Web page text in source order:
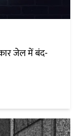
जेल में बंद-